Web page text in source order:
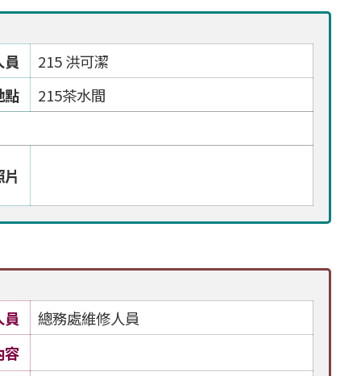
員
215 洪可潔
點
215茶水間
總務處維修人員
容